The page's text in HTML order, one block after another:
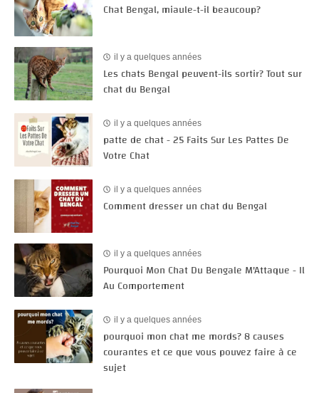
Chat Bengal, miaule-t-il beaucoup?
il y a quelques années
Les chats Bengal peuvent-ils sortir? Tout sur
chat du Bengal
il y a quelques années
patte de chat - 25 Faits Sur Les Pattes De
Votre Chat
il y a quelques années
Comment dresser un chat du Bengal
il y a quelques années
Pourquoi Mon Chat Du Bengale M'Attaque - Il
Au Comportement
il y a quelques années
pourquoi mon chat me mords? 8 causes
courantes et ce que vous pouvez faire à ce
sujet